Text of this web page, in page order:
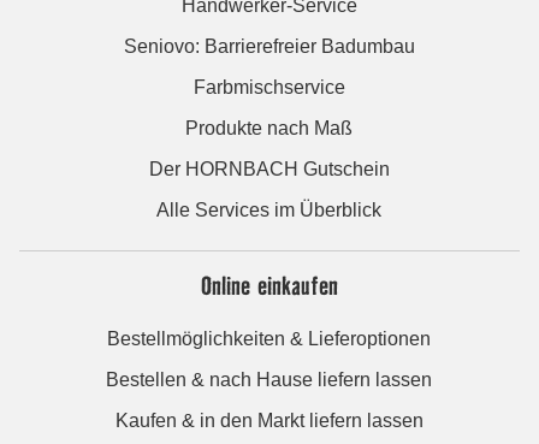
Handwerker-Service
Seniovo: Barrierefreier Badumbau
Farbmischservice
Produkte nach Maß
Der HORNBACH Gutschein
Alle Services im Überblick
Online einkaufen
Bestellmöglichkeiten & Lieferoptionen
Bestellen & nach Hause liefern lassen
Kaufen & in den Markt liefern lassen